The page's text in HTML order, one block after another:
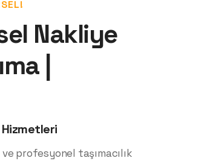
Nakliye
|
profesyonel taşımacılık